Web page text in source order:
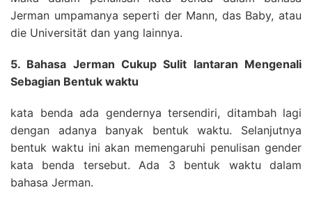
Jerman umpamanya seperti der Mann, das Baby, atau
die Universität dan yang lainnya.
5. Bahasa Jerman Cukup Sulit lantaran Mengenali
Sebagian Bentuk waktu
kata benda ada gendernya tersendiri, ditambah lagi
dengan adanya banyak bentuk waktu. Selanjutnya
bentuk waktu ini akan memengaruhi penulisan gender
kata benda tersebut. Ada 3 bentuk waktu dalam
bahasa Jerman.